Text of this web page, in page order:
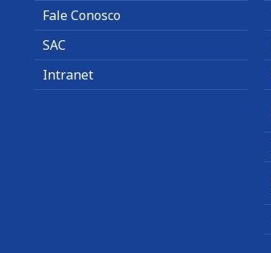
Fale Conosco
SAC
Intranet